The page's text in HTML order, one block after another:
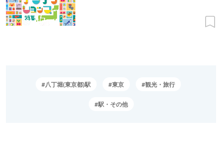
八丁堀(東京都)駅 東京 観光・旅行
駅・その他